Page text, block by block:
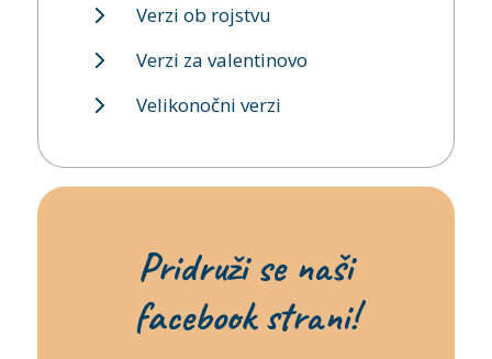
Verzi ob rojstvu
Verzi za valentinovo
Velikonočni verzi
Pridruži se naši
facebook strani!